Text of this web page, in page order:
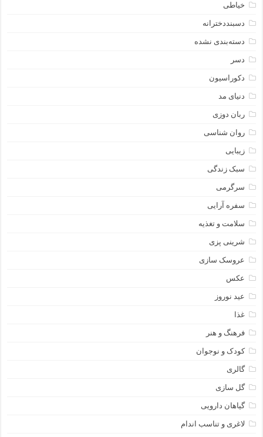
خیاطی
دسبنددخترانه
دسته‌بندی نشده
دسر
دکوراسیون
دنیای مد
ربان دوزی
روان شناسی
زیبایی
سبک زندگی
سرگرمی
سفره آرایی
سلامت و تغذیه
شرینی پزی
عروسک سازی
عکس
عید نوروز
غذا
فرهنگ و هنر
کودک و نوجوان
گالری
گل سازی
گیاهان دارویی
لاغری و تناسب اندام